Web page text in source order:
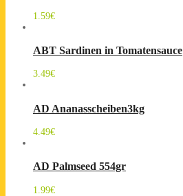
1.59€
ABT Sardinen in Tomatensauce
3.49€
AD Ananasscheiben3kg
4.49€
AD Palmseed 554gr
1.99€